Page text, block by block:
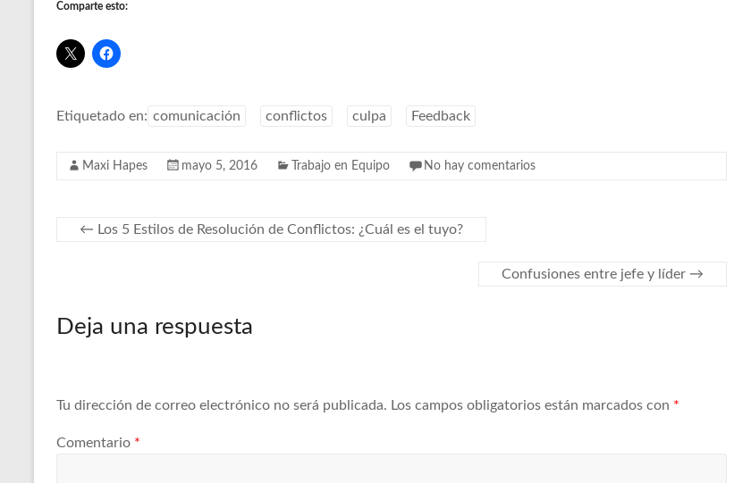
Comparte esto:
Etiquetado en: comunicación conflictos culpa Feedback
Maxi Hapes mayo 5, 2016 Trabajo en Equipo No hay comentarios
← Los 5 Estilos de Resolución de Conflictos: ¿Cuál es el tuyo?
Confusiones entre jefe y líder →
Deja una respuesta
Tu dirección de correo electrónico no será publicada. Los campos obligatorios están marcados con *
Comentario *